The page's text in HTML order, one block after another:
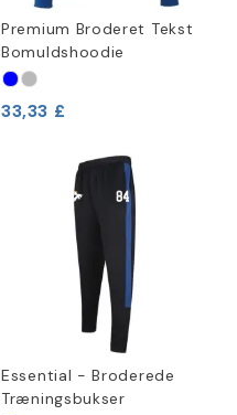
Premium Broderet Tekst
Bomuldshoodie
33,33 £
Essential - Broderede
Træningsbukser